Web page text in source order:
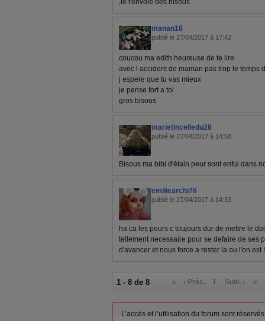
Je t'envoie des bisous
manan18
publié le 27/04/2017 à 17:42
coucou ma edith heureuse de te lire
avec l accident de maman pas trop le temps
j espere que tu vas mieux
je pense fort a toi
gros bisous
marietincelledu28
publié le 27/04/2017 à 14:58
Bisous ma bibi d'étain peur sont enfui dans
emiliearchi76
publié le 27/04/2017 à 14:33
ha ca les peurs c toujours dur de mettre le
tellement necessaire pour se defaire de ses
d'avancer et nous force a rester la ou l'on est
1 - 8 de 8 « ‹ Préc. 1 Suiv. › »
L’accès et l’utilisation du forum sont